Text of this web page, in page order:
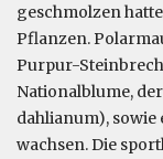
geschmolzen
Pflanzen.
Purpur-
Nationalblume,
dahlianum), sowie
wachsen. Die